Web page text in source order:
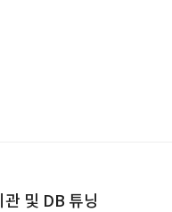
및 DB 튜닝